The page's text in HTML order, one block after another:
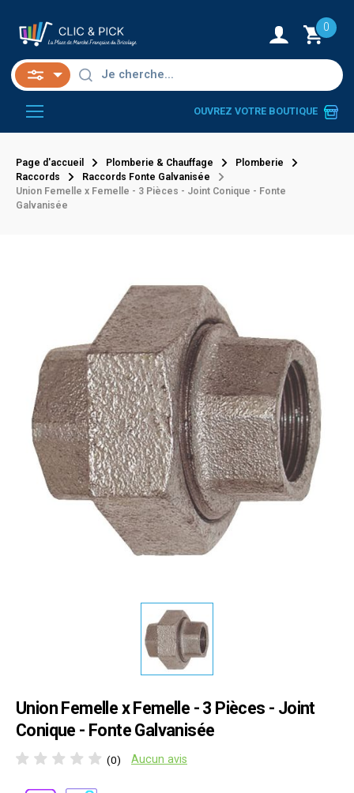
0
OUVREZ VOTRE BOUTIQUE
Page d'accueil Plomberie & Chauffage
Plomberie
Raccords
Raccords Fonte Galvanisée
Union Femelle x Femelle - 3 Pièces - Joint Conique - Fonte
Galvanisée
Union Femelle x Femelle - 3 Pièces - Joint
Conique - Fonte Galvanisée
(0) Aucun avis